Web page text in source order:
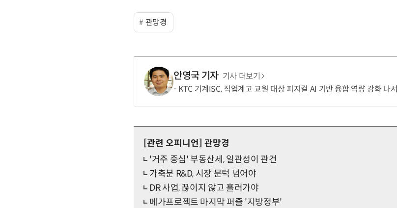
관망경
안영국 기자 기사 더보기
KTC 기계ISC, 직업계고 교원 대상 피지컬 AI 기반 융합 역량 강화 나서
[관련 오피니언] 관망경
'거주 중심' 부동산세, 일관성이 관건
가축분 R&D, 시장 문턱 넘어야
DR 사업, 끊이지 않고 흘러가야
메가프로젝트 마지막 퍼즐 '지방정부'